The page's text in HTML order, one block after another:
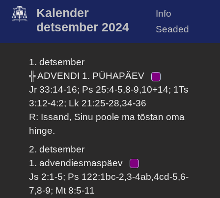
Kalender
detsember 2024
Info
Seaded
1. detsember
╬ ADVENDI 1. PÜHAPÄEV
Jr 33:14-16; Ps 25:4-5,8-9,10+14; 1Ts
3:12-4:2; Lk 21:25-28,34-36
R: Issand, Sinu poole ma tõstan oma
hinge.
2. detsember
1. advendiesmaspäev
Js 2:1-5; Ps 122:1bc-2,3-4ab,4cd-5,6-
7,8-9; Mt 8:5-11